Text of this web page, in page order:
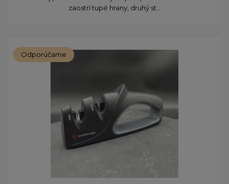
zaostrí tupé hrany, druhý st...
Odporúčame